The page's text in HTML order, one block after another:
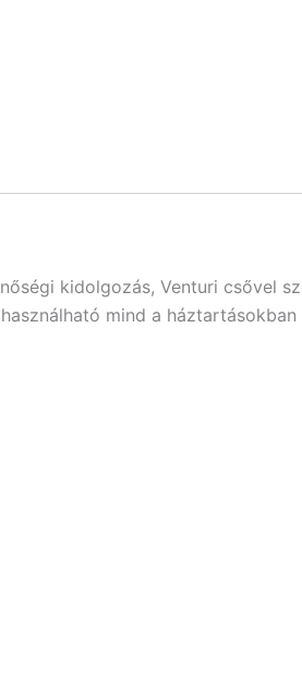
kidolgozás, Venturi csővel
mind a